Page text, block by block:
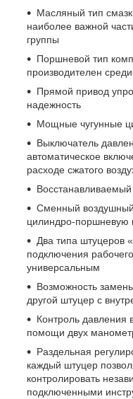
Масляный тип
наиболее важной
группы
Поршневой тип
производителен
Прямой привод
надежность
Мощные чугунные
Выключатель
автоматическое
расходе сжатого
Сменный
цилиндро-поршневую
Два типа штуцеров
подключения
универсальным
Возможность
другой штуцер с
Контроль давления
помощи двух
Раздельная
каждый штуцер
контролировать
подключенными